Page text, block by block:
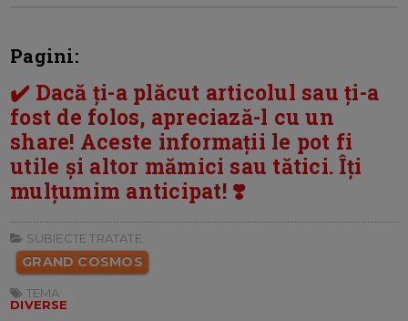
Pagini:
✔️ Dacă ți-a plăcut articolul sau ți-a
fost de folos, apreciază-l cu un
share! Aceste informații le pot fi
utile și altor mămici sau tătici. Îți
mulțumim anticipat! ❣️
SUBIECTE TRATATE:
GRAND COSMOS
TEMA:
DIVERSE